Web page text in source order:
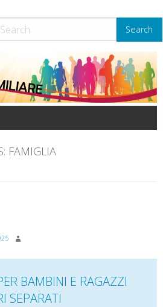
Search
FAMIGLIA
BAMBINI E RAGAZZI
SEPARATI